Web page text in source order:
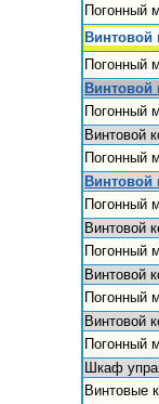
Погонный
Винтовой
Погонный
Винтовой
Погонный
Винтовой
Погонный
Винтовой
Погонный
Винтовой
Погонный
Винтовой
Погонный
Винтовой
Погонный
Шкаф
Винтовые